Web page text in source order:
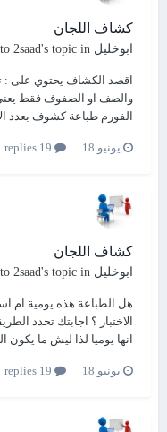
كشاف اللجان
ابوخليل 2saad's topic in
اقصد الكشاف يحتوي على :
والصف او الصفوف فقط
الفورم طباعة كشوف بعدد
يونيو 18
كشاف اللجان
ابوخليل 2saad's topic in
هل الطباعة هذه يومية ام
الاختبار ؟ اجابتك تحدد
انها يوميا لذا ليش ما
يونيو 18